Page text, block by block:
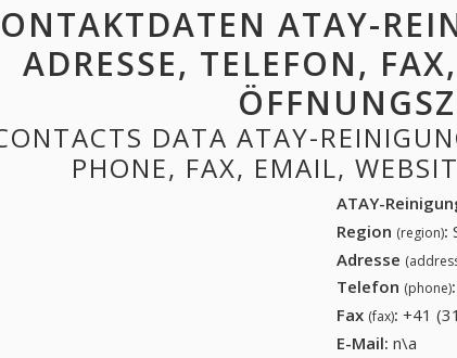
ATAY-
ADRESSE, TELEFON,
DATA ATAY-
PHONE, FAX, EMAIL,
ATAY-
Region (region):
Adresse
Telefon (phone):
Fax (fax): +41
E-Mail: n\a